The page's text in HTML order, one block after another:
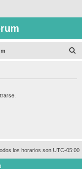
los horarios son UTC-05:00